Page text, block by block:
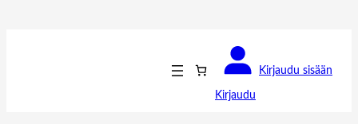
Kirjaudu
Kirjaudu sisään